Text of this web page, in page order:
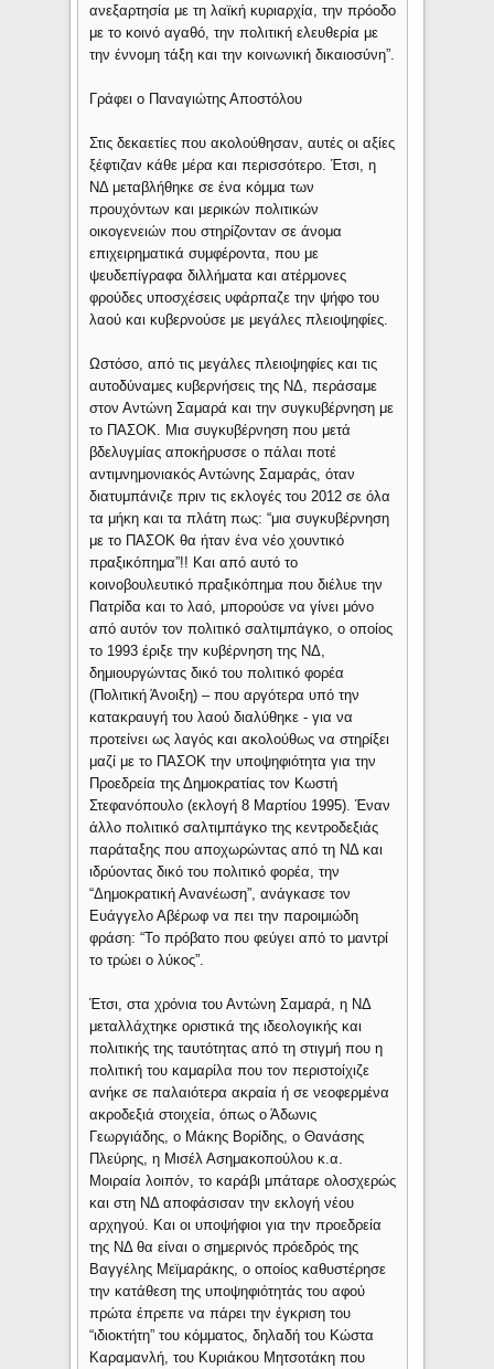
ανεξαρτησία με τη λαϊκή κυριαρχία, την πρόοδο
με το κοινό αγαθό, την πολιτική ελευθερία με
την έννομη τάξη και την κοινωνική δικαιοσύνη”.
Γράφει ο Παναγιώτης Αποστόλου
Στις δεκαετίες που ακολούθησαν, αυτές οι αξίες
ξέφτιζαν κάθε μέρα και περισσότερο. Έτσι, η
ΝΔ μεταβλήθηκε σε ένα κόμμα των
προυχόντων και μερικών πολιτικών
οικογενειών που στηρίζονταν σε άνομα
επιχειρηματικά συμφέροντα, που με
ψευδεπίγραφα διλλήματα και ατέρμονες
φρούδες υποσχέσεις υφάρπαζε την ψήφο του
λαού και κυβερνούσε με μεγάλες πλειοψηφίες.
Ωστόσο, από τις μεγάλες πλειοψηφίες και τις
αυτοδύναμες κυβερνήσεις της ΝΔ, περάσαμε
στον Αντώνη Σαμαρά και την συγκυβέρνηση με
το ΠΑΣΟΚ. Μια συγκυβέρνηση που μετά
βδελυγμίας αποκήρυσσε ο πάλαι ποτέ
αντιμνημονιακός Αντώνης Σαμαράς, όταν
διατυμπάνιζε πριν τις εκλογές του 2012 σε όλα
τα μήκη και τα πλάτη πως: “μια συγκυβέρνηση
με το ΠΑΣΟΚ θα ήταν ένα νέο χουντικό
πραξικόπημα”!! Και από αυτό το
κοινοβουλευτικό πραξικόπημα που διέλυε την
Πατρίδα και το λαό, μπορούσε να γίνει μόνο
από αυτόν τον πολιτικό σαλτιμπάγκο, ο οποίος
το 1993 έριξε την κυβέρνηση της ΝΔ,
δημιουργώντας δικό του πολιτικό φορέα
(Πολιτική Άνοιξη) – που αργότερα υπό την
κατακραυγή του λαού διαλύθηκε - για να
προτείνει ως λαγός και ακολούθως να στηρίξει
μαζί με το ΠΑΣΟΚ την υποψηφιότητα για την
Προεδρεία της Δημοκρατίας τον Κωστή
Στεφανόπουλο (εκλογή 8 Μαρτίου 1995). Έναν
άλλο πολιτικό σαλτιμπάγκο της κεντροδεξιάς
παράταξης που αποχωρώντας από τη ΝΔ και
ιδρύοντας δικό του πολιτικό φορέα, την
“Δημοκρατική Ανανέωση”, ανάγκασε τον
Ευάγγελο Αβέρωφ να πει την παροιμιώδη
φράση: “Το πρόβατο που φεύγει από το μαντρί
το τρώει ο λύκος”.
Έτσι, στα χρόνια του Αντώνη Σαμαρά, η ΝΔ
μεταλλάχτηκε οριστικά της ιδεολογικής και
πολιτικής της ταυτότητας από τη στιγμή που η
πολιτική του καμαρίλα που τον περιστοίχιζε
ανήκε σε παλαιότερα ακραία ή σε νεοφερμένα
ακροδεξιά στοιχεία, όπως ο Άδωνις
Γεωργιάδης, ο Μάκης Βορίδης, ο Θανάσης
Πλεύρης, η Μισέλ Ασημακοπούλου κ.α.
Μοιραία λοιπόν, το καράβι μπάταρε ολοσχερώς
και στη ΝΔ αποφάσισαν την εκλογή νέου
αρχηγού. Και οι υποψήφιοι για την προεδρεία
της ΝΔ θα είναι ο σημερινός πρόεδρός της
Βαγγέλης Μεϊμαράκης, ο οποίος καθυστέρησε
την κατάθεση της υποψηφιότητάς του αφού
πρώτα έπρεπε να πάρει την έγκριση του
“ιδιοκτήτη” του κόμματος, δηλαδή του Κώστα
Καραμανλή, του Κυριάκου Μητσοτάκη που